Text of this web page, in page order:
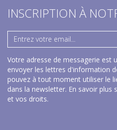
INSCRIPTION À
Votre adresse de messagerie est
envoyer les lettres d'information
pouvez à tout moment utiliser le
dans la newsletter. En savoir plus
et vos droits.